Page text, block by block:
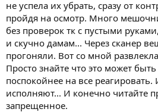
не успела их убрать, сразу от
пройдя на осмотр. Много
без проверок тк с пустыми
и скучно дамам... Через сканер
прогоняли. Вот со мной
Просто знайте что это может быть
поспокойнее на все
исполняют... И конечно читайте
запрещенное.